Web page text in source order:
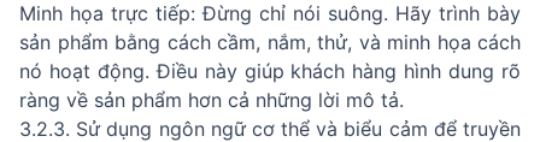
Minh họa trực tiếp: Đừng chỉ nói suông. Hãy trình bày
sản phẩm bằng cách cầm, nắm, thử, và minh họa cách
nó hoạt động. Điều này giúp khách hàng hình dung rõ
ràng về sản phẩm hơn cả những lời mô tả.
3.2.3. Sử dụng ngôn ngữ cơ thể và biểu cảm để truyền